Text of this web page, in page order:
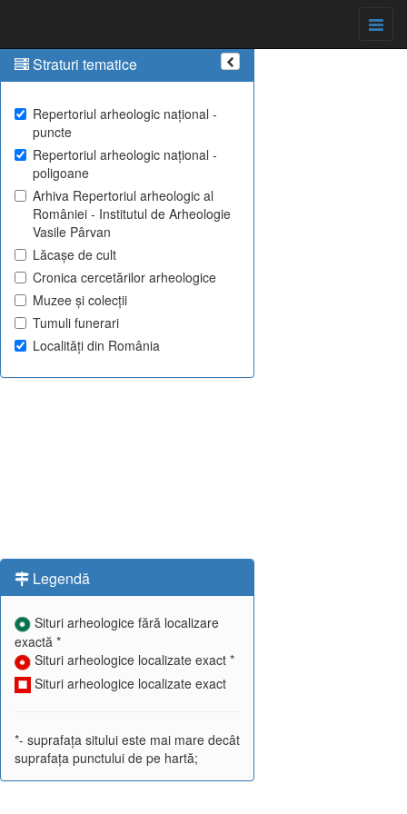
Straturi tematice
Repertoriul arheologic național -
puncte
Repertoriul arheologic național -
poligoane
Arhiva Repertoriul arheologic al
României - Institutul de Arheologie
Vasile Pârvan
Lăcașe de cult
Cronica cercetărilor arheologice
Muzee și colecții
Tumuli funerari
Localități din România
Legendă
Situri arheologice fără localizare
exactă *
Situri arheologice localizate exact *
Situri arheologice localizate exact
*- suprafața sitului este mai mare decât
suprafața punctului de pe hartă;